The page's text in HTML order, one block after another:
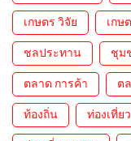
เกษตร วิจัย เกษ
ชลประทาน ชุม
ตลาด การค้า ต
ท้องถิ่น ท่องเที่ยว